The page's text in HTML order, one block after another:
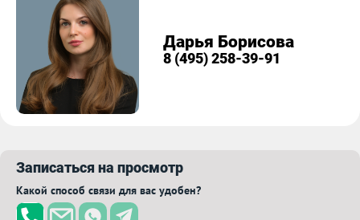
Дарья Борисова
8 (495) 258-39-91
Записаться на просмотр
Какой способ связи для вас удобен?